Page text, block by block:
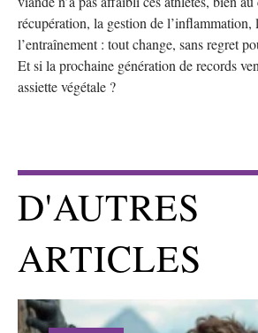
récupération, la gestion de l’inflammation,
l’entraînement : tout change, sans regret
Et si la prochaine génération de records
assiette végétale ?
D'AUTRES
ARTICLES